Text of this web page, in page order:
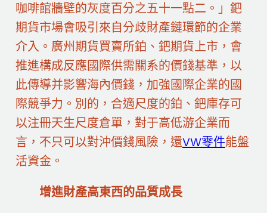
咖啡館牆壁的灰度百分之五十一點二。」鈀
期貨市場會吸引來自分歧財產鏈環節的企業
介入。廣州期貨買賣所鉑、鈀期貨上市，會
推進構成反應國際供需關系的價錢基準，以
此傳導并影響海內價錢，加強國際企業的國
際競爭力。別的，合適尺度的鉑、鈀庫存可
以注冊天生尺度倉單，對于高低游企業而
言，不只可以對沖價錢風險，還VW零件能盤
活資金。
增進財產高東西的品質成長